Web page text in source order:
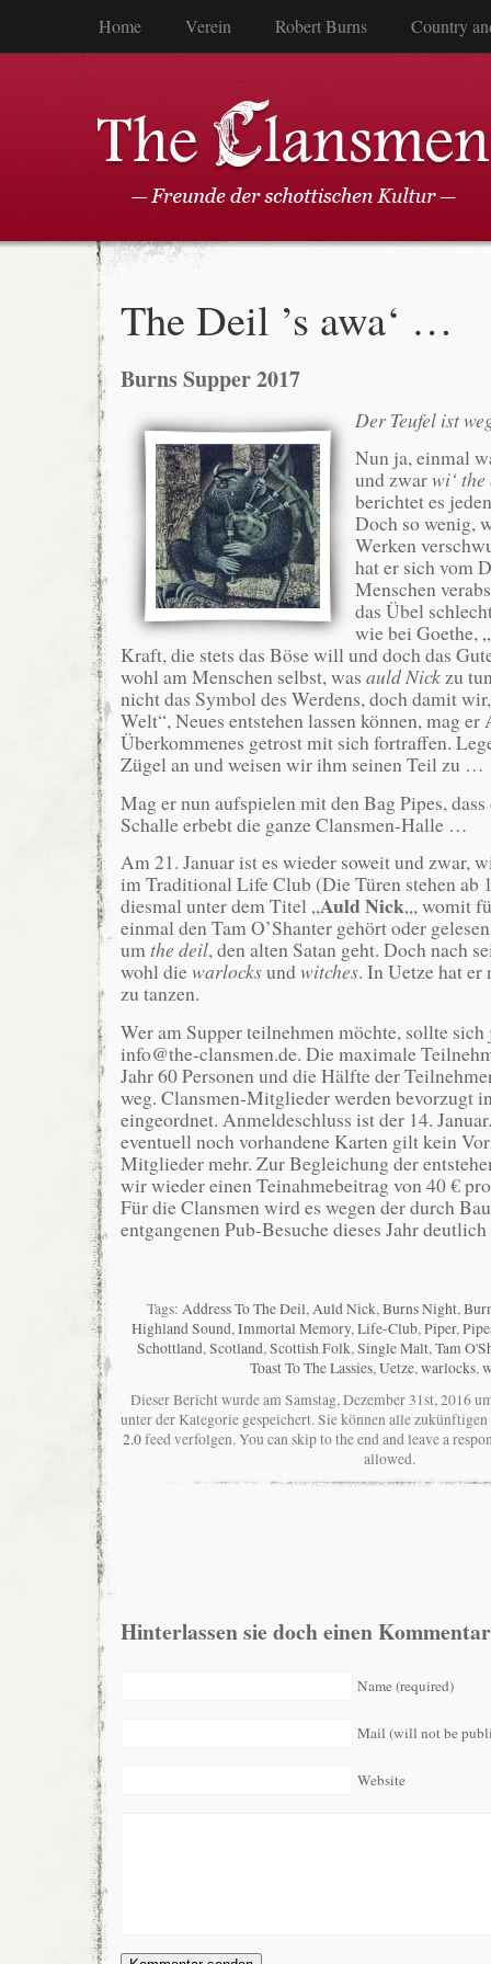
Home Verein Robert Burns Country
The Deil ’s awa‘ …
Burns Supper 2017
Der Teufel ist
Nun ja, einmal
und zwarwi‘
berichtet es
Doch so wenig,
Werken
hat er sich vom
Menschen
das Übel
wie bei
Kraft, die stets das Böse will und doch das
wohl am Menschen selbst, was auld Nickzu
nicht das Symbol des Werdens, doch damit
Welt“, Neues entstehen lassen können, mag er
Überkommenes getrost mit sich fortraffen.
Zügel an und weisen wir ihm seinen Teil zu …
Mag er nun aufspielen mit den Bag Pipes,
Schalle erbebt die ganze Clansmen-Halle …
Am 21. Januar ist es wieder soweit und zwar,
im Traditional Life Club (Die Türen stehen ab
diesmal unter dem Titel „Auld Nick„, womit
einmal den Tam O’Shanter gehört oder
umthe deil, den alten Satan geht. Doch nach
wohl diewarlocksundwitches. In Uetze hat er
zu tanzen.
Wer am Supper teilnehmen möchte, sollte
info@the-clansmen.de. Die maximale
Jahr 60 Personen und die Hälfte der
weg. Clansmen-Mitglieder werden bevorzugt
eingeordnet. Anmeldeschluss ist der 14.
eventuell noch vorhandene Karten gilt kein
Mitglieder mehr. Zur Begleichung der
wir wieder einen Teinahmebeitrag von 40 €
Für die Clansmen wird es wegen der durch
entgangenen Pub-Besuche dieses Jahr
Tags: Address To The Deil,Auld Nick,Burns Night,
Highland Sound,Immortal Memory,Life-Club,Piper,
Schottland,Scotland,Scottish Folk,Single Malt,Tam
Toast To The Lassies,Uetze,warlocks,
Dieser Bericht wurde am Samstag, Dezember 31st, 2016
unter der Kategorie gespeichert. Sie können alle
2.0feed verfolgen. You can skip to the end and leave a
allowed.
Hinterlassen sie doch einen
Name (required)
Mail (will not be
Website